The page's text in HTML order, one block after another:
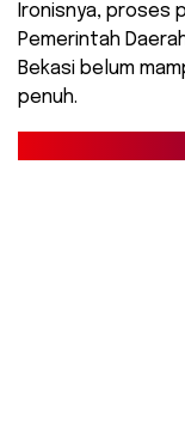
Ironisnya, proses
Pemerintah
Bekasi belum
penuh.